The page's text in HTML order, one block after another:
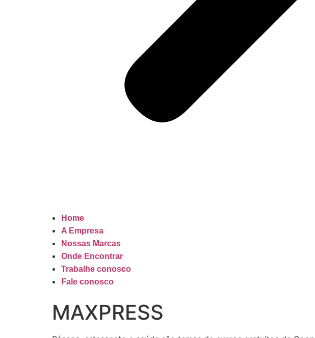
Home
A Empresa
Nossas Marcas
Onde Encontrar
Trabalhe conosco
Fale conosco
MAXPRESS